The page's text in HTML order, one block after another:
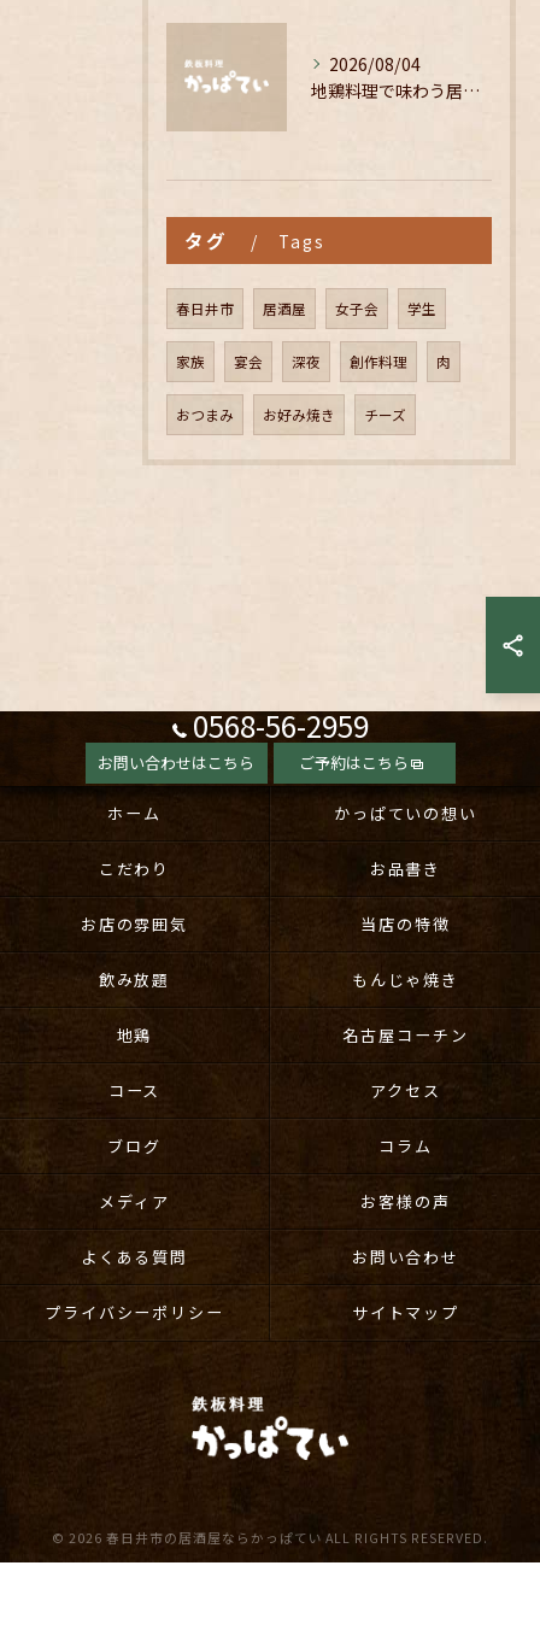
2026/08/04
地鶏料理で味わう居酒屋の温かい空間
タグ Tags
春日井市 居酒屋 女子会 学生
家族 宴会 深夜 創作料理 肉
おつまみ お好み焼き チーズ
0568-56-2959
お問い合わせはこちら ご予約はこちら
ホーム かっぱていの想い
こだわり お品書き
お店の雰囲気 当店の特徴
飲み放題 もんじゃ焼き
地鶏 名古屋コーチン
コース アクセス
ブログ コラム
メディア お客様の声
よくある質問 お問い合わせ
プライバシーポリシー サイトマップ
© 2026 春日井市の居酒屋ならかっぱてい ALL RIGHTS RESERVED.